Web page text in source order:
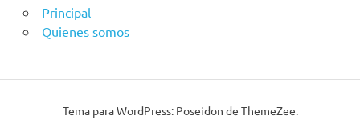
Principal
Quienes somos
Tema para WordPress: Poseidon de ThemeZee.